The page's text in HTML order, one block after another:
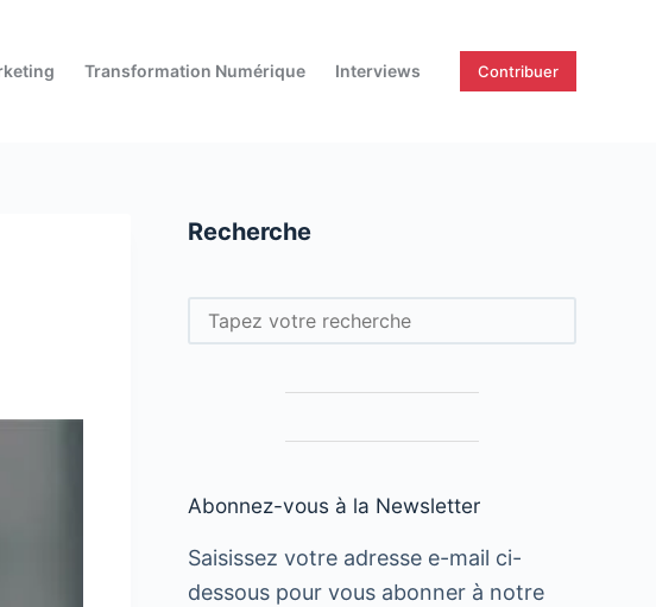
Transformation Numérique Interviews Contribuer
Recherche
Rechercher
Abonnez-vous à la Newsletter
Saisissez votre adresse e-mail ci-
dessous pour vous abonner à notre